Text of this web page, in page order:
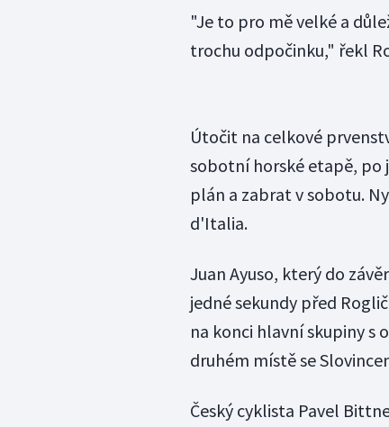
"Je to pro mě velké a
trochu odpočinku," řekl
Útočit na celkové
sobotní horské etapě, po
plán a zabrat v sobotu.
d'Italia.
Juan Ayuso, který do
jedné sekundy před
na konci hlavní skupiny s
druhém místě se
Český cyklista Pavel